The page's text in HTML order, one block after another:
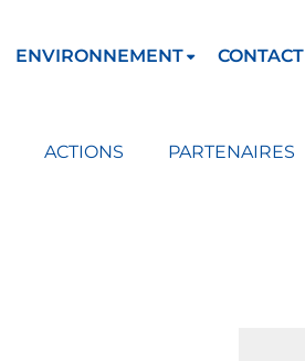
ENVIRONNEMENT CONTACT
ACTIONS PARTENAIRES